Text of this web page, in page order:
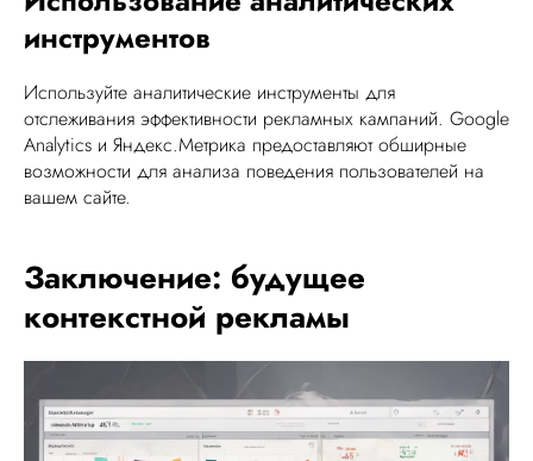
инструментов
Используйте аналитические инструменты для
отслеживания эффективности рекламных кампаний. Google
Analytics и Яндекс.Метрика предоставляют обширные
возможности для анализа поведения пользователей на
вашем сайте.
Заключение: будущее
контекстной рекламы